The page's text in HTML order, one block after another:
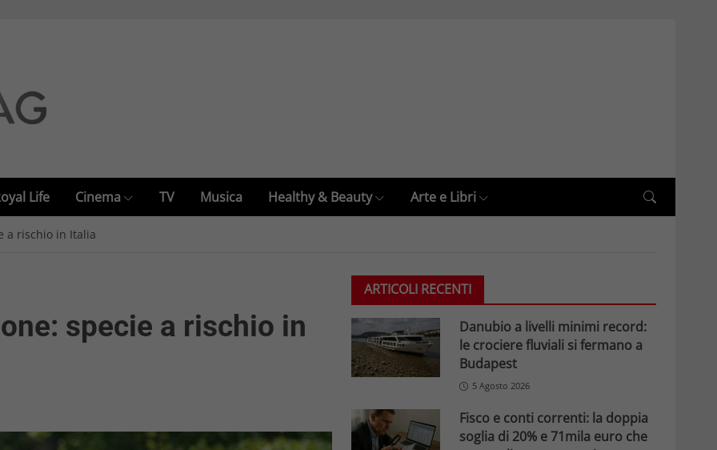
Life Cinema TV Musica Healthy & Beauty Arte e Libri
a rischio in Italia
specie a rischio in
ARTICOLI RECENTI
Danubio a livelli minimi record:
le crociere fluviali si fermano a
Budapest
5 Agosto 2026
Fisco e conti correnti: la doppia
soglia di 20% e 71mila euro che